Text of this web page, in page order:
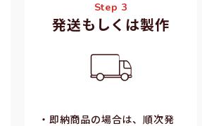
Step 3
発送もしくは製作
・即納商品の場合は、順次発